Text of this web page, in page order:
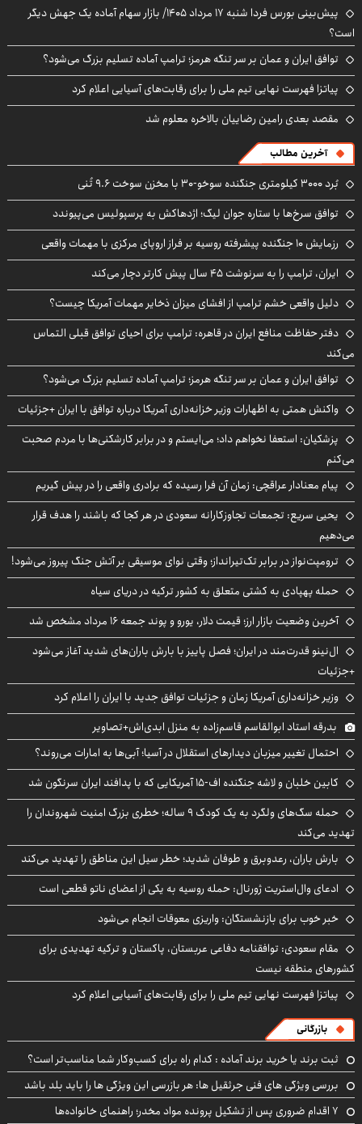
پیش‌بینی بورس فردا شنبه ۱۷ مرداد ۱۴۰۵/ بازار سهام آماده یک جهش دیگر
است؟
توافق ایران و عمان بر سر تنگه هرمز؛ ترامپ آماده تسلیم بزرگ می‌شود؟
پیاتزا فهرست نهایی تیم ملی را برای رقابت‌های آسیایی اعلام کرد
مقصد بعدی رامین رضاییان بالاخره معلوم شد
آخرین مطالب
بُرد ۳۰۰۰ کیلومتری جنگنده سوخو-۳۰ با مخزن سوخت ۹.۶ تُنی
توافق سرخ‌ها با ستاره جوان لیگ؛ اژدهاکش به پرسپولیس می‌پیوندد
رزمایش ۱۰ جنگنده پیشرفته روسیه بر فراز اروپای مرکزی با مهمات واقعی
ایران، ترامپ را به سرنوشت ۴۵ سال پیش کارتر دچار می‌کند
دلیل واقعی خشم ترامپ از افشای میزان ذخایر مهمات آمریکا چیست؟
دفتر حفاظت منافع ایران در قاهره: ترامپ برای احیای توافق قبلی التماس
می‌کند
توافق ایران و عمان بر سر تنگه هرمز؛ ترامپ آماده تسلیم بزرگ می‌شود؟
واکنش همتی به اظهارات وزیر خزانه‌داری آمریکا درباره توافق با ایران +جزئیات
پزشکیان: استعفا نخواهم داد؛ می‌ایستم و در برابر کارشکنی‌ها با مردم صحبت
می‌کنم
پیام معنادار عراقچی: زمان آن فرا رسیده که برادری واقعی را در پیش گیریم
یحیی سریع: تجمعات تجاوزکارانه سعودی در هر کجا که باشند را هدف قرار
می‌دهیم
ترومپت‌نواز در برابر تک‌تیرانداز؛ وقتی نوای موسیقی بر آتش جنگ پیروز می‌شود!
حمله پهپادی به کشتی متعلق به کشور ترکیه در دریای سیاه
آخرین وضعیت بازار ارز؛ قیمت دلار، یورو و پوند جمعه ۱۶ مرداد مشخص شد
ال‌نینو قدرت‌مند در ایران؛ فصل پاییز با بارش باران‌های شدید آغاز می‌شود
+جزئیات
وزیر خزانه‌داری آمریکا زمان و جزئیات توافق جدید با ایران را اعلام کرد
بدرقه استاد ابوالقاسم قاسم‌زاده به منزل ابدی‌اش+تصاویر
احتمال تغییر میزبان دیدارهای استقلال در آسیا؛ آبی‌ها به امارات می‌روند؟
کابین خلبان و لاشه جنگنده اف-۱۵ آمریکایی که با پدافند ایران سرنگون شد
حمله سگ‌های ولگرد به یک کودک ۹ ساله؛ خطری بزرگ امنیت شهروندان را
تهدید می‌کند
بارش باران، رعدوبرق و طوفان شدید؛ خطر سیل این مناطق را تهدید می‌کند
ادعای وال‌استریت ژورنال: حمله روسیه به یکی از اعضای ناتو قطعی است
خبر خوب برای بازنشستگان: واریزی معوقات انجام می‌شود
مقام سعودی: توافقنامه دفاعی عربستان، پاکستان و ترکیه تهدیدی برای
کشورهای منطقه نیست
پیاتزا فهرست نهایی تیم ملی را برای رقابت‌های آسیایی اعلام کرد
بازرگانی
ثبت برند یا خرید برند آماده : کدام راه برای کسب‌وکار شما مناسب‌تر است؟
بررسی ویژگی های فنی جرثقیل ها: هر بازرسی این ویژگی ها را باید بلد باشد
۷ اقدام ضروری پس از تشکیل پرونده مواد مخدر؛ راهنمای خانواده‌ها